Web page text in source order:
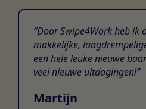
Door Swipe4Work heb ik
makkelijke,
een hele leuke nieuwe
veel nieuwe uitdagingen!
Martijn